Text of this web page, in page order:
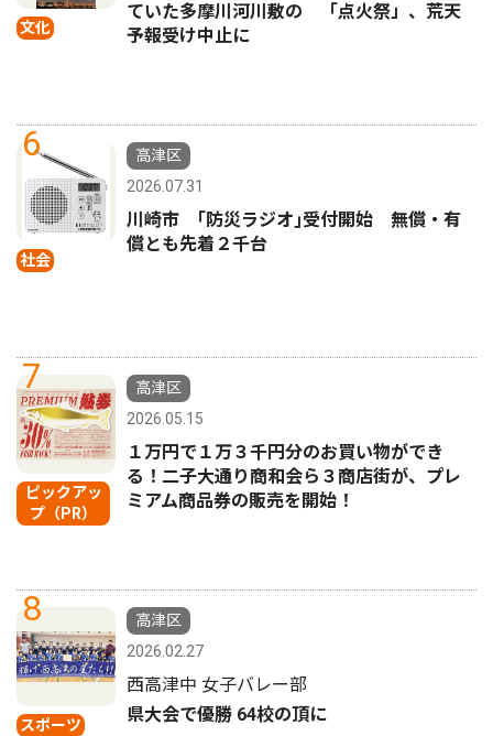
文化
ていた多摩川河川敷の 「点火祭」、荒天
予報受け中止に
6
社会
高津区
2026.07.31
川崎市 ｢防災ラジオ｣受付開始 無償・有
償とも先着２千台
7
ピックアッ
プ（PR）
高津区
2026.05.15
１万円で１万３千円分のお買い物ができ
る！二子大通り商和会ら３商店街が、プレ
ミアム商品券の販売を開始！
8
スポーツ
高津区
2026.02.27
西高津中 女子バレー部
県大会で優勝 64校の頂に